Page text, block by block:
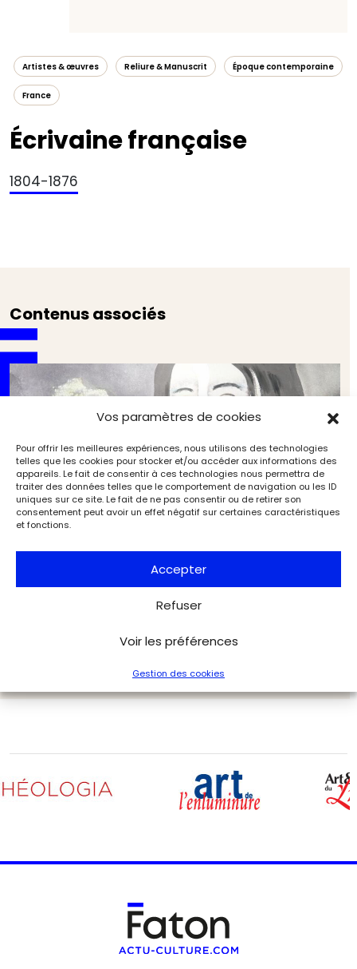
Vos paramètres de cookies
Pour offrir les meilleures expériences, nous utilisons des technologies
telles que les cookies pour stocker et/ou accéder aux informations des
appareils. Le fait de consentir à ces technologies nous permettra de
traiter des données telles que le comportement de navigation ou les ID
uniques sur ce site. Le fait de ne pas consentir ou de retirer son
consentement peut avoir un effet négatif sur certaines caractéristiques
et fonctions.
Accepter
Refuser
Voir les préférences
Gestion des cookies
Artistes & œuvres Reliure & Manuscrit Époque contemporaine
France
Écrivaine française
1804-1876
Contenus associés
Françoise Pétrovitch rend hommage à George
L'Objet d'Art